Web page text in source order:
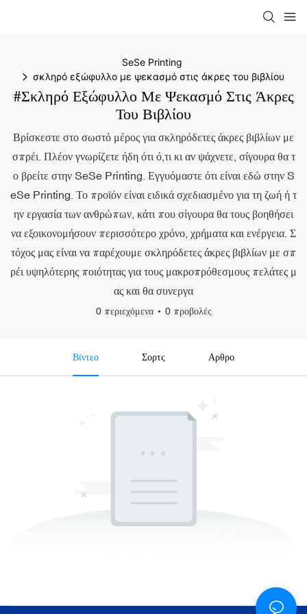
SeSe Printing
σκληρό εξώφυλλο με ψεκασμό στις άκρες του βιβλίου
#σκληρό Εξώφυλλο Με Ψεκασμό Στις Άκρες
Του Βιβλίου
Βρίσκεστε στο σωστό μέρος για σκληρόδετες άκρες βιβλίων με
σπρέι. Πλέον γνωρίζετε ήδη ότι ό,τι κι αν ψάχνετε, σίγουρα θα τ
ο βρείτε στην SeSe Printing. Εγγυόμαστε ότι είναι εδώ στην S
eSe Printing. Το προϊόν είναι ειδικά σχεδιασμένο για τη ζωή ή τ
ην εργασία των ανθρώπων, κάτι που σίγουρα θα τους βοηθήσει
να εξοικονομήσουν περισσότερο χρόνο, χρήματα και ενέργεια. Σ
τόχος μας είναι να παρέχουμε σκληρόδετες άκρες βιβλίων με σπ
ρέι υψηλότερης ποιότητας για τους μακροπρόθεσμους πελάτες μ
ας και θα συνεργα
0 περιεχόμενα 0 προβολές
Βίντεο Σορτς Αρθρο